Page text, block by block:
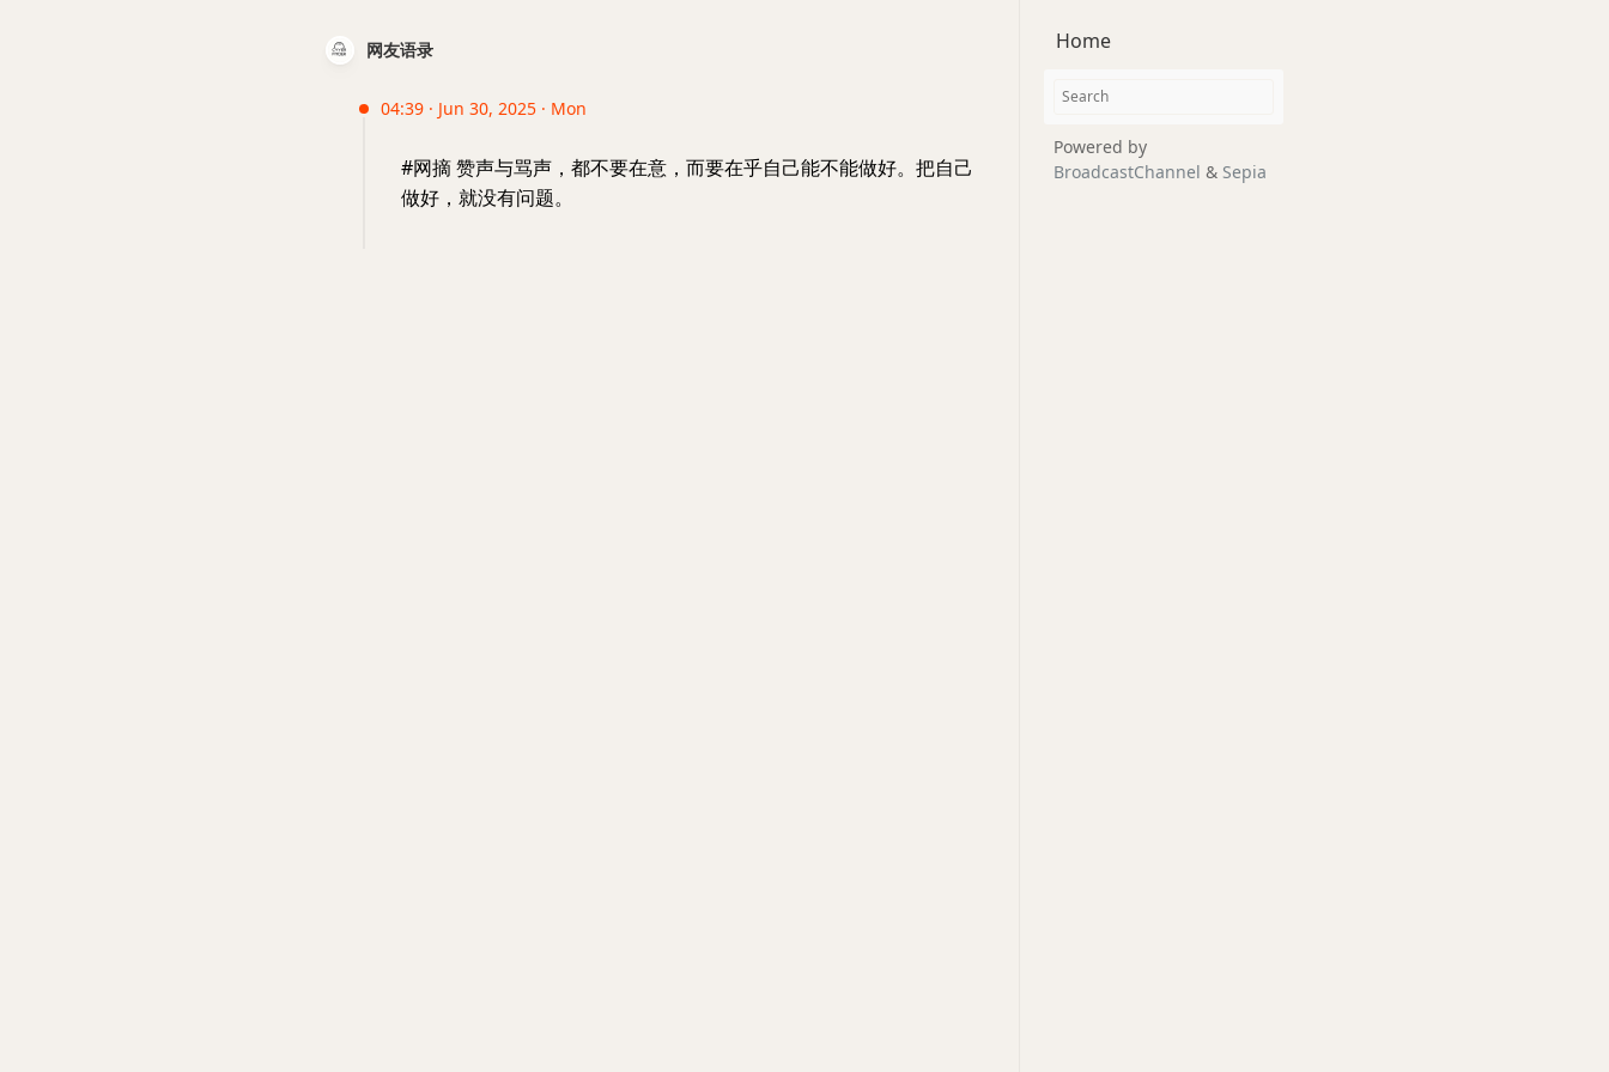
网友语录
04:39 · Jun 30, 2025 · Mon
#网摘 赞声与骂声，都不要在意，而要在乎自己能不能做好。把自己
做好，就没有问题。
Home
Powered by
BroadcastChannel & Sepia